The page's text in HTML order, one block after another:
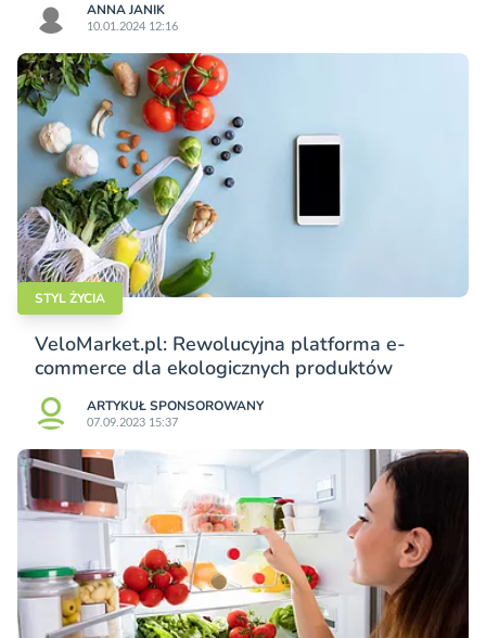
ANNA JANIK
10.01.2024 12:16
STYL ŻYCIA
VeloMarket.pl: Rewolucyjna platforma e-
commerce dla ekologicznych produktów
ARTYKUŁ SPONSOROWANY
07.09.2023 15:37